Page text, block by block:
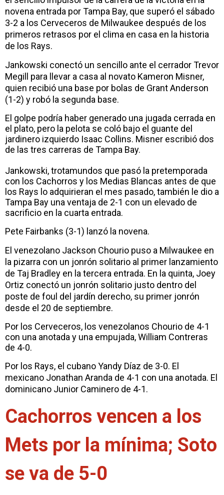
novena entrada por Tampa Bay, que superó el sábado
3-2 a los Cerveceros de Milwaukee después de los
primeros retrasos por el clima en casa en la historia
de los Rays.
Jankowski conectó un sencillo ante el cerrador Trevor
Megill para llevar a casa al novato Kameron Misner,
quien recibió una base por bolas de Grant Anderson
(1-2) y robó la segunda base.
El golpe podría haber generado una jugada cerrada en
el plato, pero la pelota se coló bajo el guante del
jardinero izquierdo Isaac Collins. Misner escribió dos
de las tres carreras de Tampa Bay.
Jankowski, trotamundos que pasó la pretemporada
con los Cachorros y los Medias Blancas antes de que
los Rays lo adquirieran el mes pasado, también le dio a
Tampa Bay una ventaja de 2-1 con un elevado de
sacrificio en la cuarta entrada.
Pete Fairbanks (3-1) lanzó la novena.
El venezolano Jackson Chourio puso a Milwaukee en
la pizarra con un jonrón solitario al primer lanzamiento
de Taj Bradley en la tercera entrada. En la quinta, Joey
Ortiz conectó un jonrón solitario justo dentro del
poste de foul del jardín derecho, su primer jonrón
desde el 20 de septiembre.
Por los Cerveceros, los venezolanos Chourio de 4-1
con una anotada y una empujada, William Contreras
de 4-0.
Por los Rays, el cubano Yandy Díaz de 3-0. El
mexicano Jonathan Aranda de 4-1 con una anotada. El
dominicano Junior Caminero de 4-1.
Cachorros vencen a los
Mets por la mínima; Soto
se va de 5-0